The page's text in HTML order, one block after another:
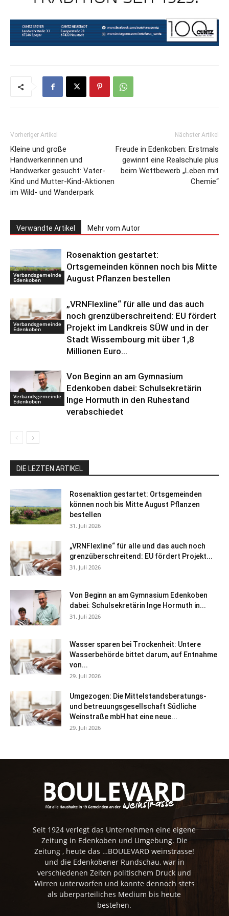
Vorheriger Artikel
Kleine und große
Handwerkerinnen und
Handwerker gesucht: Vater-
Kind und Mutter-Kind-Aktionen
im Wild- und Wanderpark
Nächster Artikel
Freude in Edenkoben: Erstmals
gewinnt eine Realschule plus
beim Wettbewerb „Leben mit
Chemie“
Verwandte Artikel Mehr vom Autor
Verbandsgemeinde
Edenkoben
Rosenaktion gestartet:
Ortsgemeinden können noch bis Mitte
August Pflanzen bestellen
Verbandsgemeinde
Edenkoben
„VRNFlexline“ für alle und das auch
noch grenzüberschreitend: EU fördert
Projekt im Landkreis SÜW und in der
Stadt Wissembourg mit über 1,8
Millionen Euro...
Verbandsgemeinde
Edenkoben
Von Beginn an am Gymnasium
Edenkoben dabei: Schulsekretärin
Inge Hormuth in den Ruhestand
verabschiedet
DIE LEZTEN ARTIKEL
Rosenaktion gestartet: Ortsgemeinden
können noch bis Mitte August Pflanzen
bestellen
31. Juli 2026
„VRNFlexline“ für alle und das auch noch
grenzüberschreitend: EU fördert Projekt...
31. Juli 2026
Von Beginn an am Gymnasium Edenkoben
dabei: Schulsekretärin Inge Hormuth in...
31. Juli 2026
Wasser sparen bei Trockenheit: Untere
Wasserbehörde bittet darum, auf Entnahme
von...
29. Juli 2026
Umgezogen: Die Mittelstandsberatungs-
und betreuungsgesellschaft Südliche
Weinstraße mbH hat eine neue...
29. Juli 2026
Seit 1924 verlegt das Unternehmen eine eigene
Zeitung in Edenkoben und Umgebung. Die
Zeitung , heute das …BOULEVARD weinstrasse!
und die Edenkobener Rundschau, war in
verschiedenen Zeiten politischem Druck und
Wirren unterworfen und konnte dennoch stets
als überparteiliches Medium bis heute
bestehen.